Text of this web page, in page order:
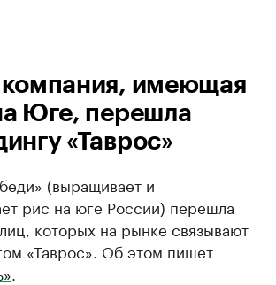
компания, имеющая
Юге, перешла
«Таврос»
(выращивает и
рис на юге России) перешла
которых на рынке связывают
«Таврос». Об этом пишет